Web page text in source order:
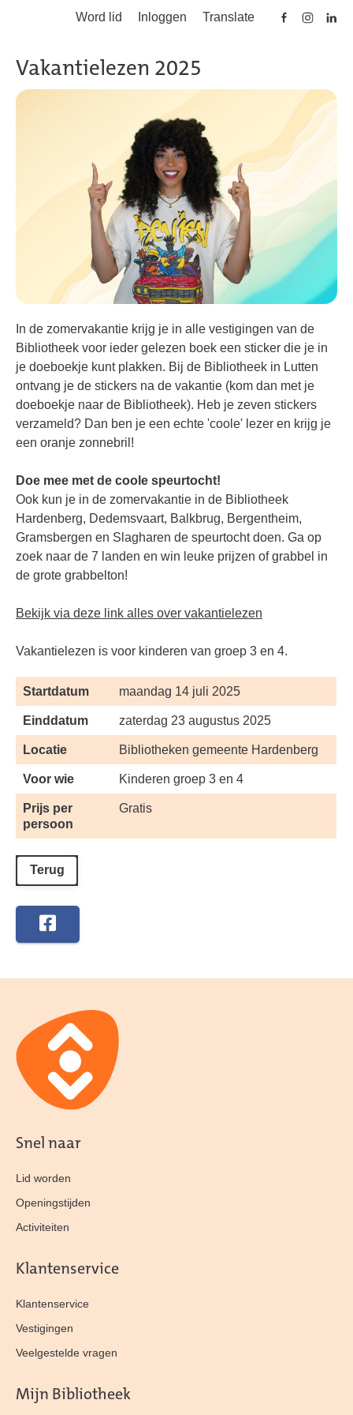
Word lid Inloggen Translate
Vakantielezen 2025
In de zomervakantie krijg je in alle vestigingen van de
Bibliotheek voor ieder gelezen boek een sticker die je in
je doeboekje kunt plakken. Bij de Bibliotheek in Lutten
ontvang je de stickers na de vakantie (kom dan met je
doeboekje naar de Bibliotheek). Heb je zeven stickers
verzameld? Dan ben je een echte 'coole' lezer en krijg je
een oranje zonnebril!
Doe mee met de coole speurtocht!
Ook kun je in de zomervakantie in de Bibliotheek
Hardenberg, Dedemsvaart, Balkbrug, Bergentheim,
Gramsbergen en Slagharen de speurtocht doen. Ga op
zoek naar de 7 landen en win leuke prijzen of grabbel in
de grote grabbelton!
Bekijk via deze link alles over vakantielezen
Vakantielezen is voor kinderen van groep 3 en 4.
Startdatum maandag 14 juli 2025
Einddatum zaterdag 23 augustus 2025
Locatie Bibliotheken gemeente Hardenberg
Voor wie Kinderen groep 3 en 4
Prijs per
persoon
Gratis
Terug
Snel naar
Lid worden
Openingstijden
Activiteiten
Klantenservice
Klantenservice
Vestigingen
Veelgestelde vragen
Mijn Bibliotheek